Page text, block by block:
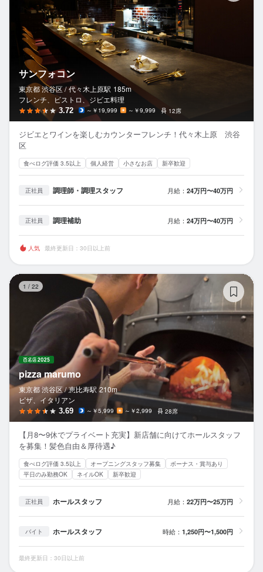
サンフォコン
東京都 渋谷区 / 代々木上原駅 185m
フレンチ、ビストロ、ジビエ料理
3.72 ～￥19,999 ～￥9,999 12席
ジビエとワインを楽しむカウンターフレンチ！代々木上原 渋谷
区
食べログ評価 3.5以上 個人経営 小さなお店 新卒歓迎
正社員 調理師・調理スタッフ 月給： 24万円〜40万円
正社員 調理補助 月給： 24万円〜40万円
人気 最終更新日：30日以上前
1 / 22
pizza marumo
東京都 渋谷区 / 恵比寿駅 210m
ピザ、イタリアン
3.69 ～￥5,999 ～￥2,999 28席
【月8〜9休でプライベート充実】新店舗に向けてホールスタッフ
を募集！髪色自由＆厚待遇♪
食べログ評価 3.5以上 オープニングスタッフ募集
ボーナス・賞与あり
平日のみ勤務OK
ネイルOK 新卒歓迎
正社員 ホールスタッフ 月給： 22万円〜25万円
バイト ホールスタッフ 時給： 1,250円〜1,500円
最終更新日：30日以上前